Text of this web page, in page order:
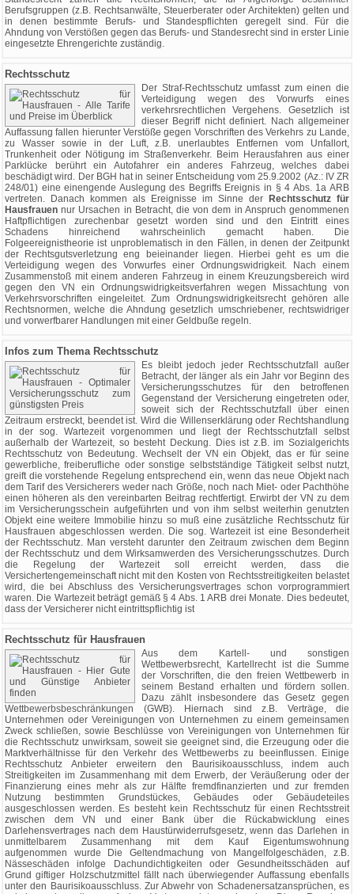
Berufsgruppen (z.B. Rechtsanwälte, Steuerberater oder Architekten) gelten und
in denen bestimmte Berufs- und Standespflichten geregelt sind. Für die
Ahndung von Verstößen gegen das Berufs- und Standesrecht sind in erster Linie
eingesetzte Ehrengerichte zuständig.
Rechtsschutz
Der Straf-Rechtsschutz umfasst zum einen die
Verteidigung wegen des Vorwurfs eines
verkehrsrechtlichen Vergehens. Gesetzlich ist
dieser Begriff nicht definiert. Nach allgemeiner
Auffassung fallen hierunter Verstöße gegen Vorschriften des Verkehrs zu Lande,
zu Wasser sowie in der Luft, z.B. unerlaubtes Entfernen vom Unfallort,
Trunkenheit oder Nötigung im Straßenverkehr. Beim Herausfahren aus einer
Parklücke berührt ein Autofahrer ein anderes Fahrzeug, welches dabei
beschädigt wird. Der BGH hat in seiner Entscheidung vom 25.9.2002 (Az.: IV ZR
248/01) eine einengende Auslegung des Begriffs Ereignis in § 4 Abs. 1a ARB
vertreten. Danach kommen als Ereignisse im Sinne der
Rechtsschutz für
Hausfrauen nur Ursachen in Betracht, die von dem in Anspruch genommenen
Haftpflichtigen zurechenbar gesetzt worden sind und den Eintritt eines
Schadens hinreichend wahrscheinlich gemacht haben. Die
Folgeereignistheorie ist unproblematisch in den Fällen, in denen der Zeitpunkt
der Rechtsgutsverletzung eng beieinander liegen. Hierbei geht es um die
Verteidigung wegen des Vorwurfes einer Ordnungswidrigkeit. Nach einem
Zusammenstoß mit einem anderen Fahrzeug in einem Kreuzungsbereich wird
gegen den VN ein Ordnungswidrigkeitsverfahren wegen Missachtung von
Verkehrsvorschriften eingeleitet. Zum Ordnungswidrigkeitsrecht gehören alle
Rechtsnormen, welche die Ahndung gesetzlich umschriebener, rechtswidriger
und vorwerfbarer Handlungen mit einer Geldbuße regeln.
Infos zum Thema Rechtsschutz
Es bleibt jedoch jeder Rechtsschutzfall außer
Betracht, der länger als ein Jahr vor Beginn des
Versicherungsschutzes für den betroffenen
Gegenstand der Versicherung eingetreten oder,
soweit sich der Rechtsschutzfall über einen
Zeitraum erstreckt, beendet ist. Wird die Willenserklärung oder Rechtshandlung
in der sog. Wartezeit vorgenommen und liegt der Rechtsschutzfall selbst
außerhalb der Wartezeit, so besteht Deckung. Dies ist z.B. im Sozialgerichts
Rechtsschutz von Bedeutung. Wechselt der VN ein Objekt, das er für seine
gewerbliche, freiberufliche oder sonstige selbstständige Tätigkeit selbst nutzt,
greift die vorstehende Regelung entsprechend ein, wenn das neue Objekt nach
dem Tarif des Versicherers weder nach Größe, noch nach Miet- oder Pachthöhe
einen höheren als den vereinbarten Beitrag rechtfertigt. Erwirbt der VN zu dem
im Versicherungsschein aufgeführten und von ihm selbst weiterhin genutzten
Objekt eine weitere Immobilie hinzu so muß eine zusätzliche Rechtsschutz für
Hausfrauen abgeschlossen werden. Die sog. Wartezeit ist eine Besonderheit
der Rechtsschutz. Man versteht darunter den Zeitraum zwischen dem Beginn
der Rechtsschutz und dem Wirksamwerden des Versicherungsschutzes. Durch
die Regelung der Wartezeit soll erreicht werden, dass die
Versichertengemeinschaft nicht mit den Kosten von Rechtsstreitigkeiten belastet
wird, die bei Abschluss des Versicherungsvertrages schon vorprogrammiert
waren. Die Wartezeit beträgt gemäß § 4 Abs. 1 ARB drei Monate. Dies bedeutet,
dass der Versicherer nicht eintrittspflichtig ist
Rechtsschutz für Hausfrauen
Aus dem Kartell- und sonstigen
Wettbewerbsrecht, Kartellrecht ist die Summe
der Vorschriften, die den freien Wettbewerb in
seinem Bestand erhalten und fördern sollen.
Dazu zählt insbesondere das Gesetz gegen
Wettbewerbsbeschränkungen (GWB). Hiernach sind z.B. Verträge, die
Unternehmen oder Vereinigungen von Unternehmen zu einem gemeinsamen
Zweck schließen, sowie Beschlüsse von Vereinigungen von Unternehmen für
die Rechtsschutz unwirksam, soweit sie geeignet sind, die Erzeugung oder die
Marktverhältnisse für den Verkehr des Wettbewerbs zu beeinflussen. Einige
Rechtsschutz Anbieter erweitern den Baurisikoausschluss, indem auch
Streitigkeiten im Zusammenhang mit dem Erwerb, der Veräußerung oder der
Finanzierung eines mehr als zur Hälfte fremdfinanzierten und zur fremden
Nutzung bestimmten Grundstückes, Gebäudes oder Gebäudeteiles
ausgeschlossen werden. Es besteht kein Rechtsschutz für einen Rechtsstreit
zwischen dem VN und einer Bank über die Rückabwicklung eines
Darlehensvertrages nach dem Haustürwiderrufsgesetz, wenn das Darlehen in
unmittelbarem Zusammenhang mit dem Kauf Eigentumswohnung
aufgenommen wurde Die Geltendmachung von Mangelfolgeschäden, z.B.
Nässeschäden infolge Dachundichtigkeiten oder Gesundheitsschäden auf
Grund giftiger Holzschutzmittel fällt nach überwiegender Auffassung ebenfalls
unter den Baurisikoausschluss. Zur Abwehr von Schadenersatzansprüchen, es